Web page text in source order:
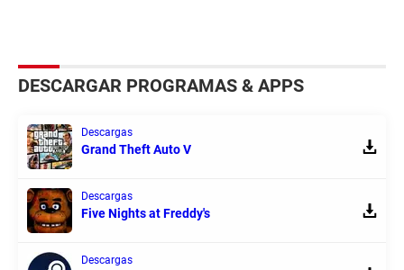
DESCARGAR PROGRAMAS & APPS
Descargas
Grand Theft Auto V
Descargas
Five Nights at Freddy's
Descargas